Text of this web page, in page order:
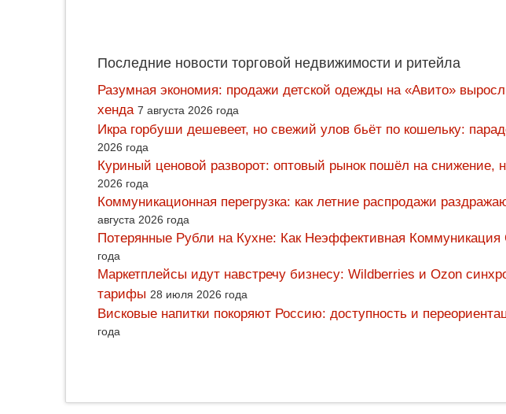
Последние новости торговой недвижимости и ритейла
Разумная экономия: продажи детской одежды на «Авито»
хенда 7 августа 2026 года
Икра горбуши дешевеет, но свежий улов бьёт по кошельку:
2026 года
Куриный ценовой разворот: оптовый рынок пошёл на снижение,
2026 года
Коммуникационная перегрузка: как летние распродажи
августа 2026 года
Потерянные Рубли на Кухне: Как Неэффективная
года
Маркетплейсы идут навстречу бизнесу: Wildberries и Ozon
тарифы 28 июля 2026 года
Висковые напитки покоряют Россию: доступность и
года